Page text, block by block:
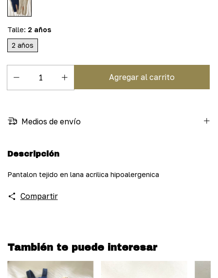
Talle: 2 años
2 años
Medios de envío
Descripción
Pantalon tejido en lana acrilica hipoalergenica
Compartir
También te puede interesar